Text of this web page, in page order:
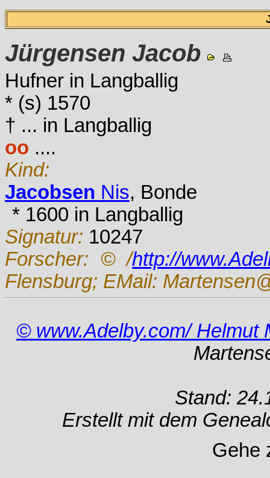
Jürgensen Jacob
Hufner in Langballig
* (s) 1570
† ... in Langballig
oo ....
Kind:
Jacobsen Nis, Bonde
* 1600 in Langballig
Signatur: 10247
Forscher: © /http://
Flensburg; EMail:
© www.Adelby.com/ Helmut
Stand:
Erstellt mit dem
Gehe